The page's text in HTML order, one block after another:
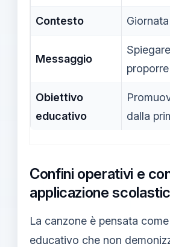
Contesto
Messaggio
Obiettivo
educativo
dalla
Confini operativi e
applicazione
La canzone è pensata
educativo che non